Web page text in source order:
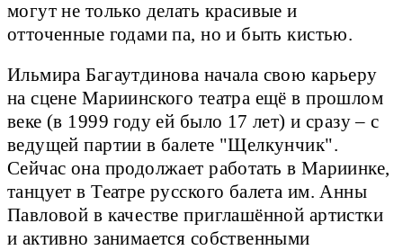
могут не только делать красивые и
отточенные годами па, но и быть кистью.
Ильмира Багаутдинова начала свою карьеру
на сцене Мариинского театра ещё в прошлом
веке (в 1999 году ей было 17 лет) и сразу – с
ведущей партии в балете "Щелкунчик".
Сейчас она продолжает работать в Мариинке,
танцует в Театре русского балета им. Анны
Павловой в качестве приглашённой артистки
и активно занимается собственными